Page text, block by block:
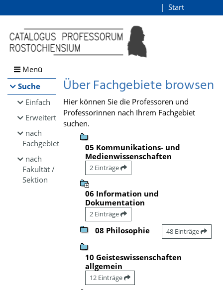
Browsen
direkt zum Inhalt
Start
Menü
Suche
Einfach
Erweitert
nach
Fachgebiet
nach
Fakultät /
Sektion
Über Fachgebiete browsen
Hier können Sie die Professoren und
Professorinnen nach Ihrem Fachgebiet
suchen.
05 Kommunikations- und
Medienwissenschaften
2 Einträge
06 Information und
Dokumentation
2 Einträge
08 Philosophie 48 Einträge
10 Geisteswissenschaften
allgemein
12 Einträge